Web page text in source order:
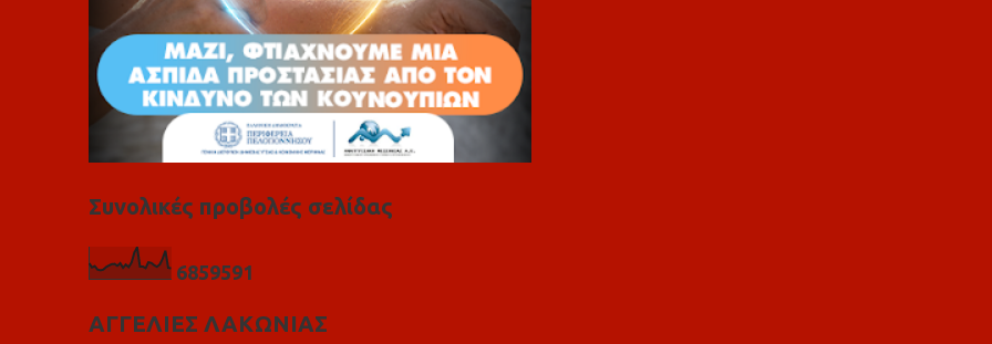
Συνολικές προβολές σελίδας
6859591
ΑΓΓΕΛΙΕΣ ΛΑΚΩΝΙΑΣ